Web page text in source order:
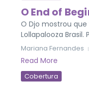
O End of
O Djo mostrou
Lollapalooza Brasil.
Mariana Fernandes
Read More
Cobertura